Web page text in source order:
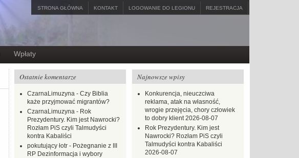
STRONA GŁÓWNA KONTAKT LOGOWANIE DO LEGIONU REJESTRACJA
Wpłaty
Najnowsze wpisy
Konkurencja, nieuczciwa
reklama, atak na własność,
wrogie przejęcia, chory człowiek
to dobry klient 2026-08-07
Rok Prezydentury. Kim jest
Nawrocki? Rozłam PiS czyli
Talmudyści kontra Kabaliści
2026-08-07
Ostatnie komentarze
CzarnaLimuzyna - Czy Biblia
każe przyjmować migrantów?
CzarnaLimuzyna - Rok
Prezydentury. Kim jest Nawrocki?
Rozłam PiS czyli Talmudyści
kontra Kabaliści
pokutujący łotr - Pożegnanie z III
RP Dezinformacja i wybory